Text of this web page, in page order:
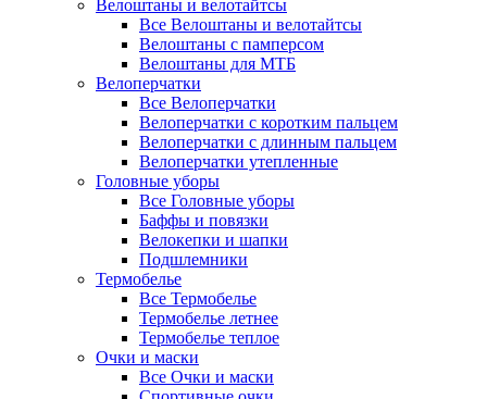
Велоштаны и велотайтсы
Все Велоштаны и велотайтсы
Велоштаны с памперсом
Велоштаны для МТБ
Велоперчатки
Все Велоперчатки
Велоперчатки с коротким пальцем
Велоперчатки с длинным пальцем
Велоперчатки утепленные
Головные уборы
Все Головные уборы
Баффы и повязки
Велокепки и шапки
Подшлемники
Термобелье
Все Термобелье
Термобелье летнее
Термобелье теплое
Очки и маски
Все Очки и маски